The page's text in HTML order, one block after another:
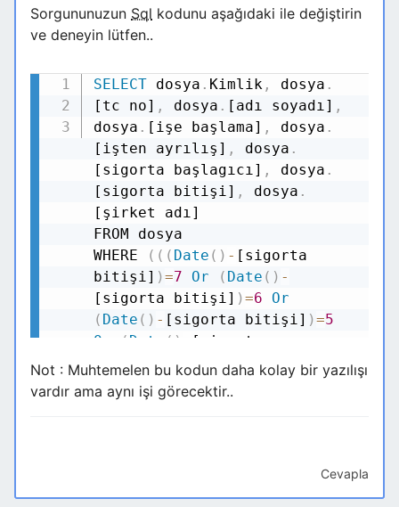
Sorgununuzun Sql kodunu aşağıdaki ile değiştirin
ve deneyin lütfen..
SELECTdosya . Kimlik, dosya .
[tc no] , dosya . [adı soyadı] ,
dosya . [işe başlama] , dosya .
[işten ayrılış] , dosya .
[sigorta başlagıcı] , dosya .
[sigorta bitişi] , dosya .
[şirket adı]
FROM dosya
WHERE
( ( ( Date ( ) - [sigorta
bitişi] )=7 Or ( Date ( ) -
[sigorta bitişi] )=6
Or
( Date ( ) - [sigorta bitişi] )=5
Or
( Date ( )
[sigorta
bitişi]) 4 Or Date )
[sigorta bitişi]
Or
Date () -[sigorta bitişi]
Kodu Kopyala
Not : Muhtemelen bu kodun daha kolay bir yazılışı
vardır ama aynı işi görecektir..
Cevapla